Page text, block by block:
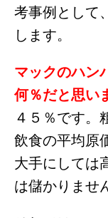
考事例として
します。
マックのハン
何％だと思い
４５％です。
飲食の平均原
大手にしては
は儲かりませ